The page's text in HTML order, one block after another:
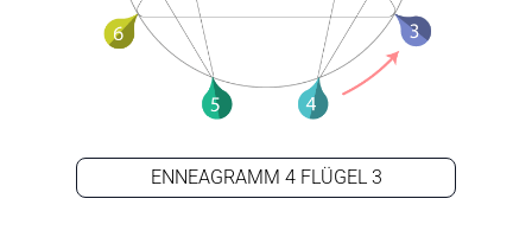
ENNEAGRAMM 4 FLÜGEL 3